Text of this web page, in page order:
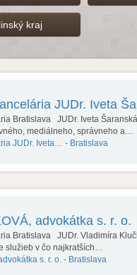
kraj
JUDr. Iveta
Bratislava JUDr. Iveta
mediálneho, správneho a…
JUDr. Iveta… - Bratislava
advokátka s. r. o.
Bratislava JUDr. Vladimíra
služieb v čo najkratších…
s. r. o. - Bratislava